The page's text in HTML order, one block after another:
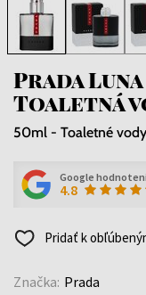
Prada
Toaletná
50ml - Toaletné
Google
4.8
Pridať k
Značka: Prada